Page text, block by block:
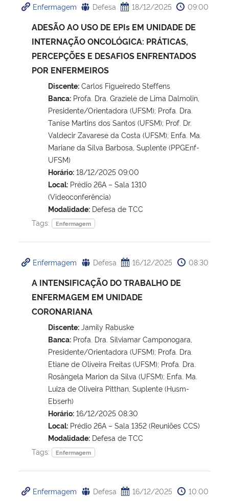
Enfermagem Defesa 18/12/2025 09:00
ADESÃO AO USO DE EPIs EM UNIDADE DE
INTERNAÇÃO ONCOLÓGICA: PRÁTICAS,
PERCEPÇÕES E DESAFIOS ENFRENTADOS
POR ENFERMEIROS
Discente: Carlos Figueiredo Steffens
Banca: Profa. Dra. Graziele de Lima Dalmolin,
Presidente/Orientadora (UFSM); Profa. Dra.
Tanise Martins dos Santos (UFSM); Prof. Dr.
Valdecir Zavarese da Costa (UFSM); Enfa. Ma.
Mariane da Silva Barbosa, Suplente (PPGEnf-
UFSM)
Horário: 18/12/2025 09:00
Local: Prédio 26A – Sala 1310
(Videoconferência)
Modalidade: Defesa de TCC
Tags:
Enfermagem
Enfermagem Defesa 16/12/2025 08:30
A INTENSIFICAÇÃO DO TRABALHO DE
ENFERMAGEM EM UNIDADE
CORONARIANA
Discente: Jamily Rabuske
Banca: Profa. Dra. Silviamar Camponogara,
Presidente/Orientadora (UFSM); Profa. Dra.
Etiane de Oliveira Freitas (UFSM); Profa. Dra.
Rosângela Marion da Silva (UFSM); Enfa. Ma.
Luiza de Oliveira Pitthan, Suplente (Husm-
Ebserh)
Horário: 16/12/2025 08:30
Local: Prédio 26A – Sala 1352 (Reuniões CCS)
Modalidade: Defesa de TCC
Tags:
Enfermagem
Enfermagem Defesa 16/12/2025 10:00